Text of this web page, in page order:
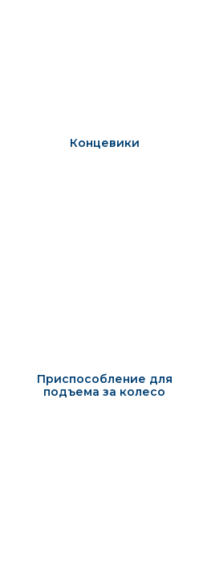
Концевики
Приспособление для
подъема за колесо